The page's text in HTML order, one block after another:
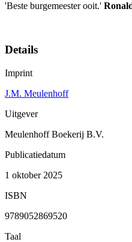
'Beste burgemeester ooit.'
Details
Imprint
J.M. Meulenhoff
Uitgever
Meulenhoff Boekerij B.V.
Publicatiedatum
1 oktober 2025
ISBN
9789052869520
Taal